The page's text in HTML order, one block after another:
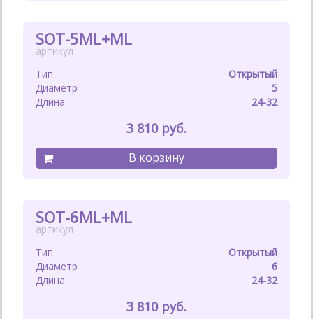
Открытый
5
24-32
SOT-5ML+ML
3 810
Открытый
6
24-32
SOT-6ML+ML
3 810